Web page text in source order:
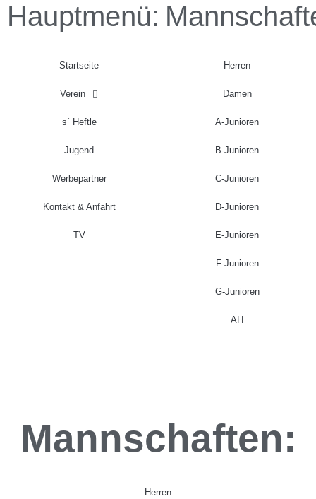
Hauptmenü:
Startseite
Verein
s´ Heftle
Jugend
Werbepartner
Kontakt & Anfahrt
TV
Herren
Damen
A-Junioren
B-Junioren
C-Junioren
D-Junioren
E-Junioren
F-Junioren
G-Junioren
AH
Mannschaften:
Herren